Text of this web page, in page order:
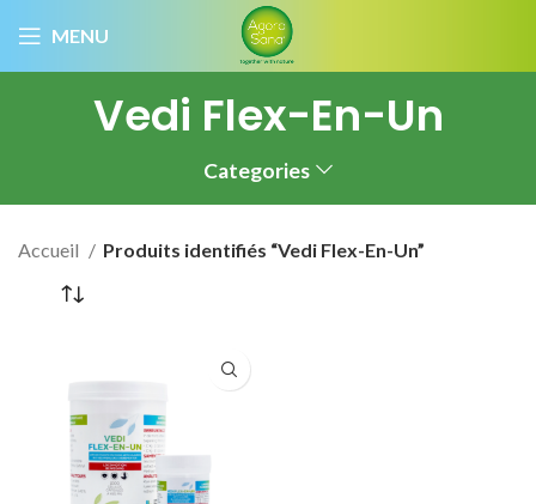
MENU
Vedi Flex-En-Un
Categories
Accueil Produits identifiés “Vedi Flex-En-Un”